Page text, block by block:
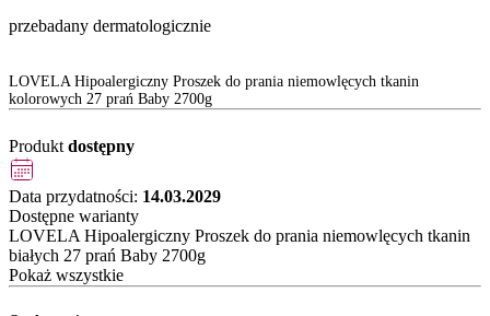
przebadany dermatologicznie
LOVELA Hipoalergiczny Proszek do prania niemowlęcych tkanin
kolorowych 27 prań Baby 2700g
Produkt dostępny
Data przydatności: 14.03.2029
Dostępne warianty
LOVELA Hipoalergiczny Proszek do prania niemowlęcych tkanin
białych 27 prań Baby 2700g
Pokaż wszystkie